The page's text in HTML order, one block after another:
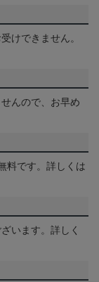
けできません。
んので、お早め
料です。詳しくは
います。詳しく